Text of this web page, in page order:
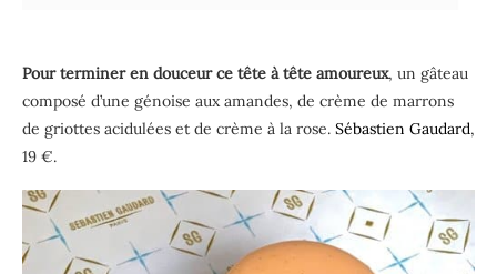
Pour terminer en douceur ce tête à tête amoureux, un gâteau
composé d’une génoise aux amandes, de crème de marrons
de griottes acidulées et de crème à la rose. Sébastien Gaudard,
19 €.